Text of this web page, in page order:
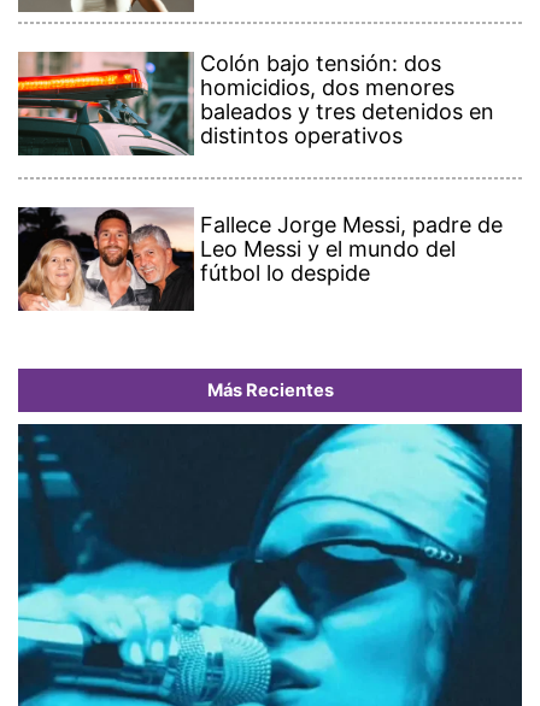
Colón bajo tensión: dos
homicidios, dos menores
baleados y tres detenidos en
distintos operativos
Fallece Jorge Messi, padre de
Leo Messi y el mundo del
fútbol lo despide
Más Recientes